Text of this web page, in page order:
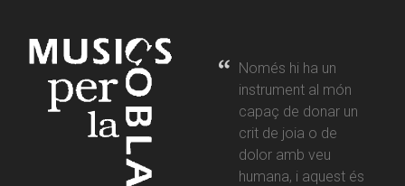
Només hi ha un
instrument al món
capaç de donar un
crit de joia o de
dolor amb veu
humana, i aquest és